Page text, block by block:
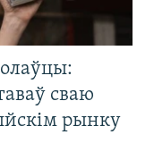
сваю
рынку